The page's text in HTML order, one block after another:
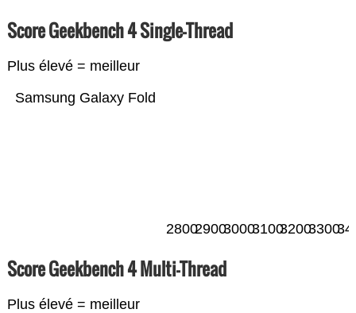
Score Geekbench 4 Single-Thread
Plus élevé = meilleur
Samsung Galaxy Fold
280029003000310032003300
Score Geekbench 4 Multi-Thread
Plus élevé = meilleur